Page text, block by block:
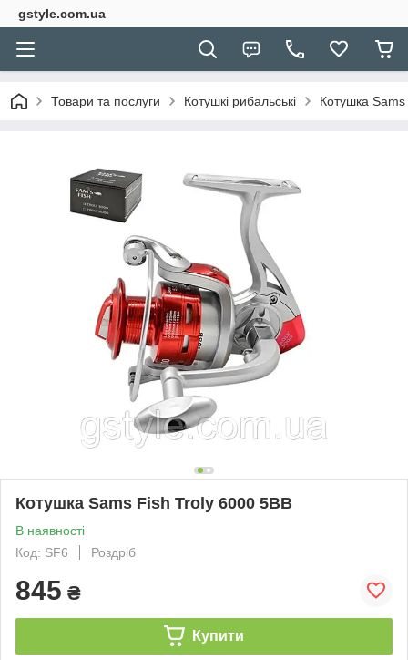
gstyle.com.ua
Товари та послуги Котушкі рибальські Котушка
Котушка Sams Fish Troly 6000 5BB
В наявності
Код: SF6
Роздріб
845 ₴
Купити